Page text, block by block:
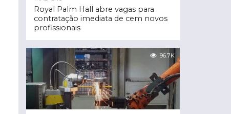
Royal Palm Hall abre vagas para
contratação imediata de cem novos
profissionais
96.7K